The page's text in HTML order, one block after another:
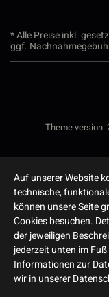
* Alle Preise inkl.
ggf.
Theme version:
Auf unserer Website
technische,
können unsere Seite
Cookies besuchen.
der jeweiligen
jederzeit unten im
Informationen zur
wir in unserer